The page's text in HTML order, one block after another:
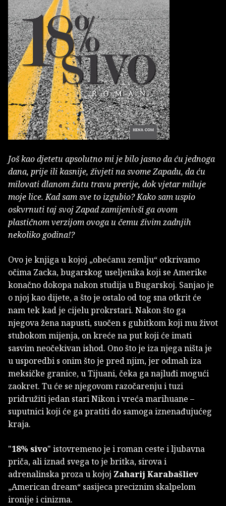
Još kao djetetu apsolutno mi je bilo jasno da ću jednoga
dana, prije ili kasnije, živjeti na svome Zapadu, da ću
milovati dlanom žutu travu prerije, dok vjetar miluje
moje lice. Kad sam sve to izgubio? Kako sam uspio
oskvrnuti taj svoj Zapad zamijenivši ga ovom
plastičnom verzijom ovoga u čemu živim zadnjih
nekoliko godina!?
Ovo je knjiga u kojoj „obećanu zemlju“ otkrivamo
očima Zacka, bugarskog useljenika koji se Amerike
konačno dokopa nakon studija u Bugarskoj. Sanjao je
o njoj kao dijete, a što je ostalo od tog sna otkrit će
nam tek kad je cijelu prokrstari. Nakon što ga
njegova žena napusti, suočen s gubitkom koji mu život
stubokom mijenja, on kreće na put koji će imati
sasvim neočekivan ishod. Ono što je iza njega ništa je
u usporedbi s onim što je pred njim, jer odmah iza
meksičke granice, u Tijuani, čeka ga najluđi mogući
zaokret. Tu će se njegovom razočarenju i tuzi
pridružiti jedan stari Nikon i vreća marihuane –
suputnici koji će ga pratiti do samoga iznenađujućeg
kraja.
"18% sivo" istovremeno je i roman ceste i ljubavna
priča, ali iznad svega to je britka, sirova i
adrenalinska proza u kojoj Zaharij Karabašliev
„American dream“ sasijeca preciznim skalpelom
ironije i cinizma.